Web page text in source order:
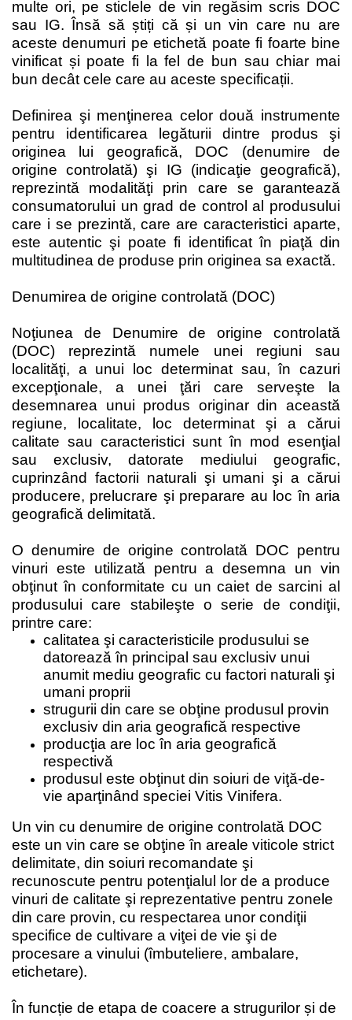
multe ori, pe sticlele de vin regăsim scris DOC
sau IG. Însă să știți că și un vin care nu are
aceste denumuri pe etichetă poate fi foarte bine
vinificat și poate fi la fel de bun sau chiar mai
bun decât cele care au aceste specificații.
Definirea şi menţinerea celor două instrumente
pentru identificarea legăturii dintre produs şi
originea lui geografică, DOC (denumire de
origine controlată) şi IG (indicaţie geografică),
reprezintă modalităţi prin care se garantează
consumatorului un grad de control al produsului
care i se prezintă, care are caracteristici aparte,
este autentic şi poate fi identificat în piaţă din
multitudinea de produse prin originea sa exactă.
Denumirea de origine controlată (DOC)
Noţiunea de Denumire de origine controlată
(DOC) reprezintă numele unei regiuni sau
localităţi, a unui loc determinat sau, în cazuri
excepţionale, a unei ţări care serveşte la
desemnarea unui produs originar din această
regiune, localitate, loc determinat şi a cărui
calitate sau caracteristici sunt în mod esenţial
sau exclusiv, datorate mediului geografic,
cuprinzând factorii naturali şi umani şi a cărui
producere, prelucrare şi preparare au loc în aria
geografică delimitată.
O denumire de origine controlată DOC pentru
vinuri este utilizată pentru a desemna un vin
obţinut în conformitate cu un caiet de sarcini al
produsului care stabileşte o serie de condiţii,
printre care:
calitatea şi caracteristicile produsului se
datorează în principal sau exclusiv unui
anumit mediu geografic cu factori naturali şi
umani proprii
strugurii din care se obţine produsul provin
exclusiv din aria geografică respective
producţia are loc în aria geografică
respectivă
produsul este obţinut din soiuri de viţă-de-
vie aparţinând speciei Vitis Vinifera.
Un vin cu denumire de origine controlată DOC
este un vin care se obţine în areale viticole strict
delimitate, din soiuri recomandate şi
recunoscute pentru potenţialul lor de a produce
vinuri de calitate şi reprezentative pentru zonele
din care provin, cu respectarea unor condiţii
specifice de cultivare a viţei de vie şi de
procesare a vinului (îmbuteliere, ambalare,
etichetare).
În funcție de etapa de coacere a strugurilor și de